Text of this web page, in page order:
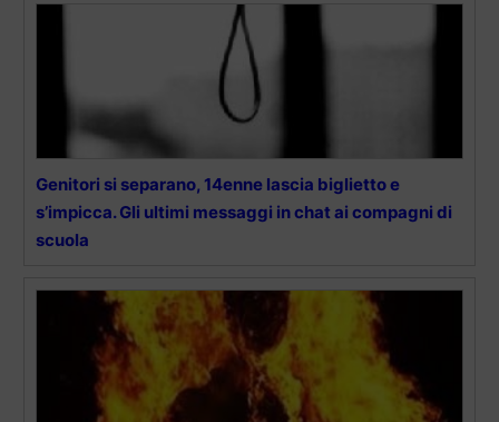
Genitori si separano, 14enne lascia biglietto e
s’impicca. Gli ultimi messaggi in chat ai compagni di
scuola